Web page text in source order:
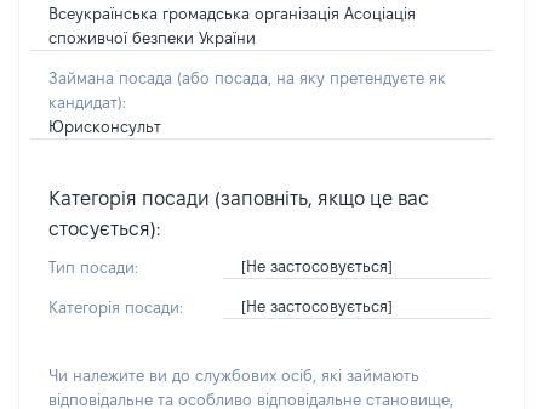
Всеукраїнська громадська організація Асоціація
споживчої безпеки України
Займана посада (або посада, на яку претендуєте як
кандидат):
Юрисконсульт
Категорія посади (заповніть, якщо це вас
стосується):
Тип посади: [Не застосовується]
Категорія посади: [Не застосовується]
Чи належите ви до службових осіб, які займають
відповідальне та особливо відповідальне становище,